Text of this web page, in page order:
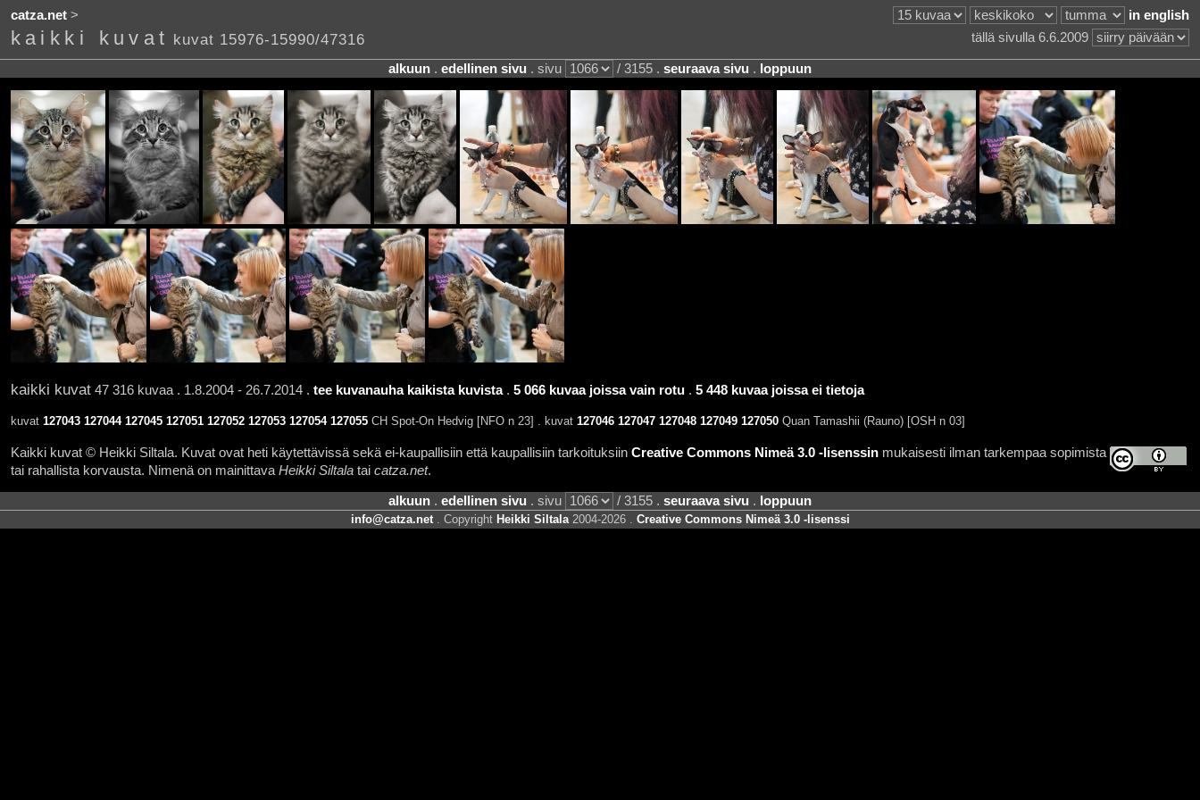
catza.net> in english
kaikki kuvat kuvat 15976-15990/47316 tällä sivulla 6.6.2009
alkuun . edellinen sivu . sivu / 3155 . seuraava sivu . loppuun
kaikki kuvat47 316 kuvaa . 1.8.2004 - 26.7.2014 . tee kuvanauha kaikista kuvista. 5 066 kuvaa joissa vain rotu. 5 448 kuvaa joissa ei tietoja
kuvat 127043 127044 127045 127051 127052 127053 127054 127055CH Spot-On Hedvig [NFO n 23] . kuvat 127046 127047 127048 127049 127050Quan Tamashii (Rauno) [OSH n 03]
Kaikki kuvat © Heikki Siltala. Kuvat ovat heti käytettävissä sekä ei-kaupallisiin että kaupallisiin tarkoituksiin Creative Commons Nimeä 3.0 -lisenssinmukaisesti ilman tarkempaa sopimista
tai rahallista korvausta. Nimenä on mainittava Heikki Siltalatai catza.net.
alkuun . edellinen sivu . sivu / 3155 . seuraava sivu . loppuun
info@catza.net. Copyright Heikki Siltala2004-2026 . Creative Commons Nimeä 3.0 -lisenssi